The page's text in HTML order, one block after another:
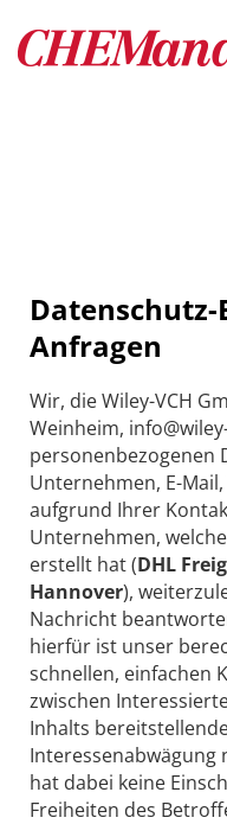
Anfragen
Wir, die Wiley-VCH
Weinheim,
personenbezogenen
Unternehmen, E-
aufgrund Ihrer
Unternehmen,
erstellt hat (DHL
Hannover),
Nachricht
hierfür ist unser
schnellen, einfachen
zwischen
Inhalts
Interessenabwägung
hat dabei keine
Freiheiten des